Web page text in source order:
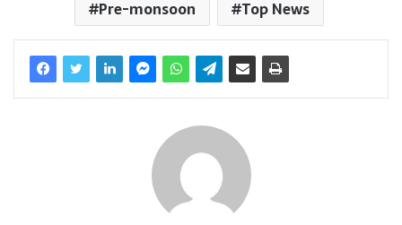
Pre-monsoon Top News